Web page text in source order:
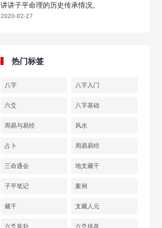
讲讲子平命理的历史传承情况。
2020-02-27
热门标签
八字 八字入门
六爻 八字基础
周易与易经 风水
占卜 周易易经
三命通会 地支藏干
子平笔记 案例
藏干 支藏人元
六爻装卦 六爻排盘